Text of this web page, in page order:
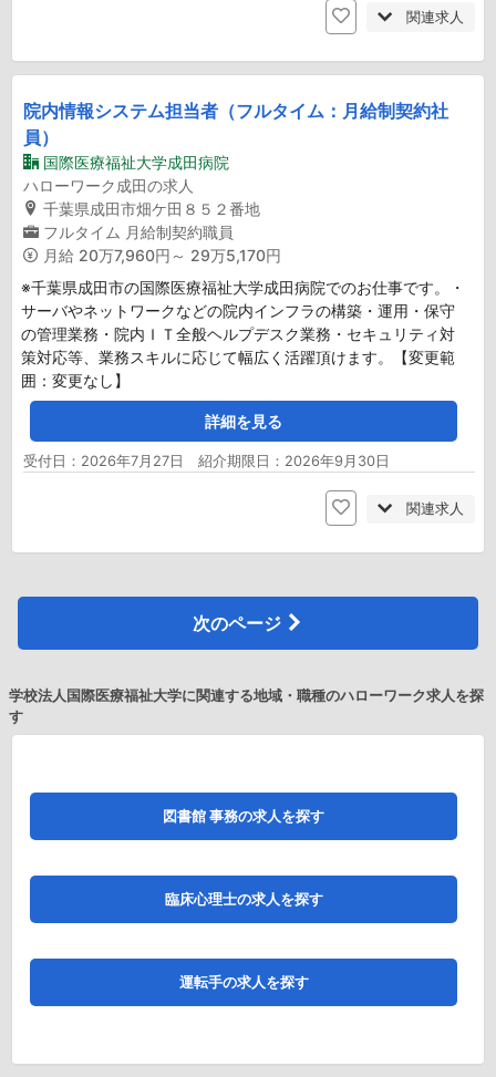
関連求人
院内情報システム担当者（フルタイム：月給制契約社
員）
国際医療福祉大学成田病院
ハローワーク成田の求人
千葉県成田市畑ケ田８５２番地
フルタイム 月給制契約職員
月給 20万7,960円～ 29万5,170円
※千葉県成田市の国際医療福祉大学成田病院でのお仕事です。・
サーバやネットワークなどの院内インフラの構築・運用・保守
の管理業務・院内ＩＴ全般ヘルプデスク業務・セキュリティ対
策対応等、業務スキルに応じて幅広く活躍頂けます。【変更範
囲：変更なし】
詳細を見る
受付日：2026年7月27日 紹介期限日：2026年9月30日
関連求人
次のページ
学校法人国際医療福祉大学に関連する地域・職種のハローワーク求人を探
す
図書館 事務の求人を探す
臨床心理士の求人を探す
運転手の求人を探す